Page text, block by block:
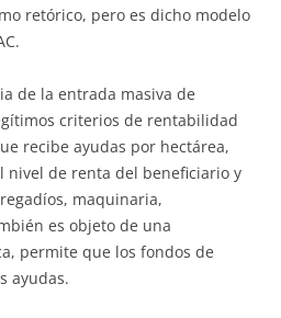
retórico, pero es dicho modelo
de la entrada masiva de
criterios de rentabilidad
recibe ayudas por hectárea,
nivel de renta del beneficiario y
maquinaria,
es objeto de una
permite que los fondos de
ayudas.